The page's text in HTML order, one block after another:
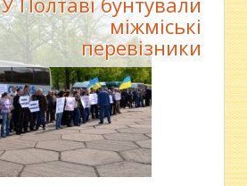
міжміські
перевізники